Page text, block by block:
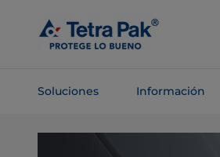
contenido
principal
Soluciones Información